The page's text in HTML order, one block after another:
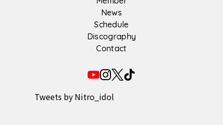
News
Schedule
Discography
Contact
Tweets by Nitro_idol